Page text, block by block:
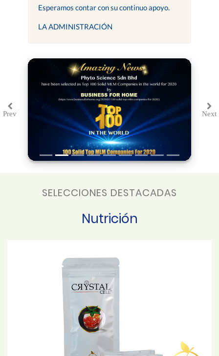
Esperamos contar con su continuo apoyo.
LA ADMINISTRACIÓN
PrevPrevious Next
SELECCIONES DESTACADAS
Nutrición